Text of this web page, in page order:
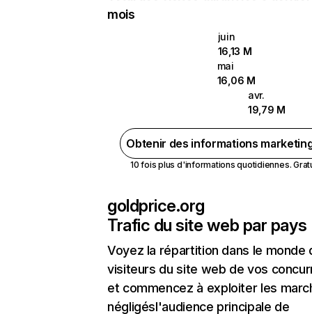
mois
juin
16,13 M
mai
16,06 M
avr.
19,79 M
Obtenir des informations
10 fois plus d'informations quotidiennes.
goldprice.org
Trafic du site web par pays
Voyez la répartition dans le monde
visiteurs du site web de vos
et commencez à exploiter les
négligésl'audience principale de